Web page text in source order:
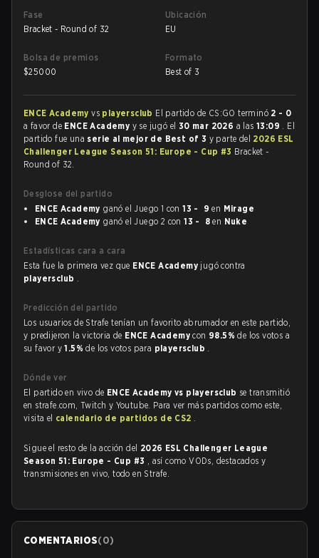
Fase
Bracket - Round of 32
Ubicación
EU
Bolsa de premios
$25000
Formato
Best of 3
ENCE Academyvs playersclub El partido de CS:GO terminó 2 - 0
a favor de ENCE Academy y se jugó el 30 mar 2026 a las13:09 . El
partido fue una serie al mejor de Best of 3 y parte del 2026 ESL
Challenger League Season 51: Europe - Cup #3 Bracket -
Round of 32.
Desglose del partido
ENCE Academy ganó el Juego 1 con13 - 9 en Mirage
ENCE Academy ganó el Juego 2 con13 - 8 en Nuke
Estadísticas cara a cara
Esta fue la primera vez que ENCE Academy jugó contra
playersclub .
Predicción del partido
Los usuarios de Strafe tenían un favorito abrumador en este partido,
y predijeron la victoria de ENCE Academycon 98.5%de los votos a
su favor y1.5%de los votos para playersclub .
Dónde ver
El partido en vivo de ENCE Academy vs playersclub se transmitió
en strafe.com, Twitch y Youtube. Para ver más partidos como este,
visita el calendario de partidos de CS2 .
Sigue el resto de la acción del 2026 ESL Challenger League
Season 51: Europe - Cup #3 , así como VODs, destacados y
transmisiones en vivo, todo en Strafe.
COMENTARIOS(0)